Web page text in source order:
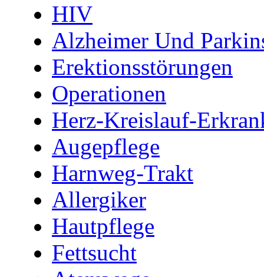
HIV
Alzheimer Und
Erektionsstörungen
Operationen
Herz-Kreislauf-
Augepflege
Harnweg-Trakt
Allergiker
Hautpflege
Fettsucht